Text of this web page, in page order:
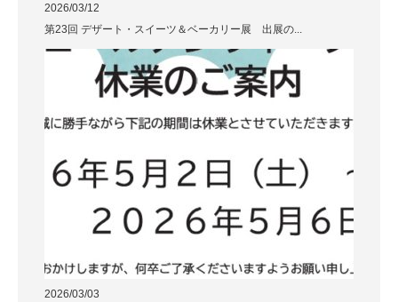
2026/03/12
第23回 デザート・スイーツ＆ベーカリー展 出展の...
2026/03/03